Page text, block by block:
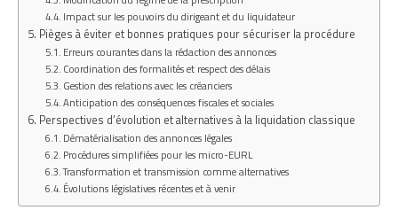
Impact sur les pouvoirs du dirigeant et du liquidateur
Pièges à éviter et bonnes pratiques pour sécuriser la procédure
Erreurs courantes dans la rédaction des annonces
Coordination des formalités et respect des délais
Gestion des relations avec les créanciers
Anticipation des conséquences fiscales et sociales
Perspectives d’évolution et alternatives à la liquidation classique
Dématérialisation des annonces légales
Procédures simplifiées pour les micro-EURL
Transformation et transmission comme alternatives
Évolutions législatives récentes et à venir